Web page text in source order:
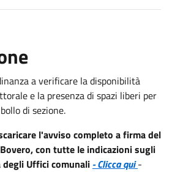
a verificare la disponibilità
e la presenza di spazi liberi per
di sezione.
l'avviso completo a firma del
con tutte le indicazioni sugli
Uffici comunali - Clicca qui-